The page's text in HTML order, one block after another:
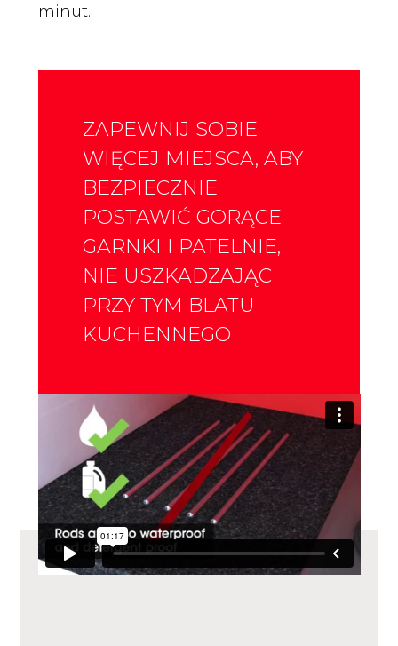
minut.
ZAPEWNIJ SOBIE
WIĘCEJ MIEJSCA, ABY
BEZPIECZNIE
POSTAWIĆ GORĄCE
GARNKI I PATELNIE,
NIE USZKADZAJĄC
PRZY TYM BLATU
KUCHENNEGO